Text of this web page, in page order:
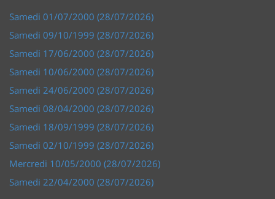
Samedi 01/07/2000 (28/07/2026)
Samedi 09/10/1999 (28/07/2026)
Samedi 17/06/2000 (28/07/2026)
Samedi 10/06/2000 (28/07/2026)
Samedi 24/06/2000 (28/07/2026)
Samedi 08/04/2000 (28/07/2026)
Samedi 18/09/1999 (28/07/2026)
Samedi 02/10/1999 (28/07/2026)
Mercredi 10/05/2000 (28/07/2026)
Samedi 22/04/2000 (28/07/2026)